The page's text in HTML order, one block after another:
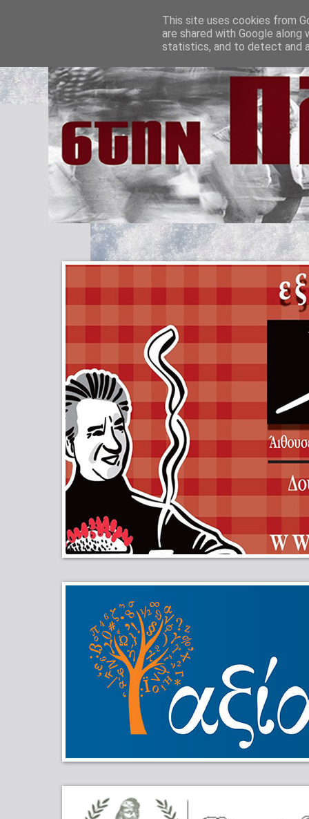
This site uses cookies from
are shared with Google
statistics, and to detect and